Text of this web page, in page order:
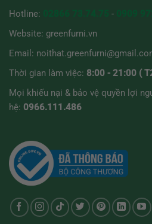
Hotline:
-
Website: greenfurni.vn
Email:
Thời gian làm việc: 8:00 - 21:00 (
Mọi khiếu nại & bảo vệ quyền lợi
hệ: 0966.111.486